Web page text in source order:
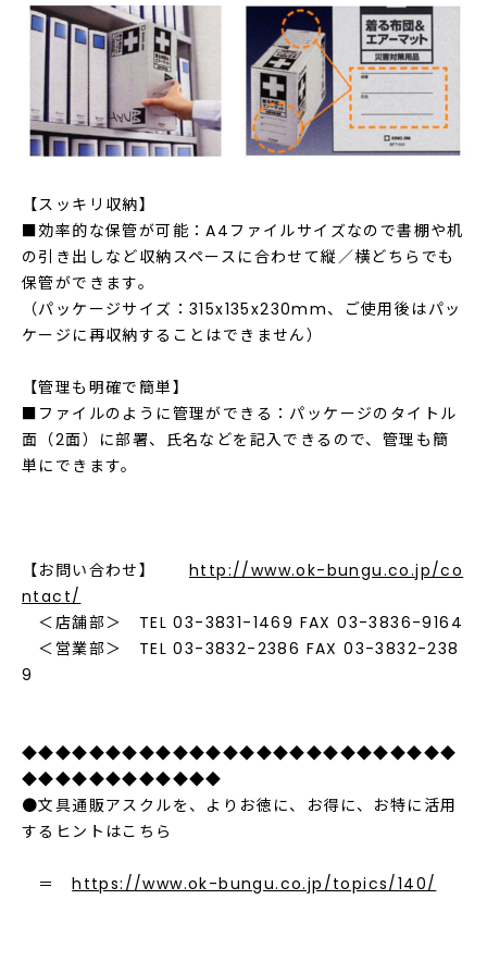
【スッキリ収納】
■効率的な保管が可能：A4ファイルサイズなので書棚や机
の引き出しなど収納スペースに合わせて縦／横どちらでも
保管ができます。
（パッケージサイズ：315x135x230mm、ご使用後はパッ
ケージに再収納することはできません）
【管理も明確で簡単】
■ファイルのように管理ができる：パッケージのタイトル
面（2面）に部署、氏名などを記入できるので、管理も簡
単にできます。
【お問い合わせ】 http://www.ok-bungu.co.jp/co
ntact/
＜店舗部＞ TEL 03-3831-1469 FAX 03-3836-9164
＜営業部＞ TEL 03-3832-2386 FAX 03-3832-238
9
◆◆◆◆◆◆◆◆◆◆◆◆◆◆◆◆◆◆◆◆◆◆◆◆◆◆
◆◆◆◆◆◆◆◆◆◆◆◆
●文具通販アスクルを、よりお徳に、お得に、お特に活用
するヒントはこちら
＝https://www.ok-bungu.co.jp/topics/140/